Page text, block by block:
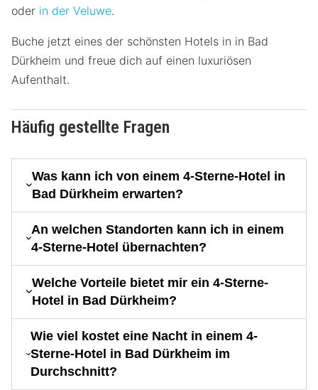
oder in der Veluwe.
Buche jetzt eines der schönsten Hotels in in Bad
Dürkheim und freue dich auf einen luxuriösen
Aufenthalt.
Häufig gestellte Fragen
Was kann ich von einem 4-Sterne-Hotel in
Bad Dürkheim erwarten?
An welchen Standorten kann ich in einem
4-Sterne-Hotel übernachten?
Welche Vorteile bietet mir ein 4-Sterne-
Hotel in Bad Dürkheim?
Wie viel kostet eine Nacht in einem 4-
Sterne-Hotel in Bad Dürkheim im
Durchschnitt?